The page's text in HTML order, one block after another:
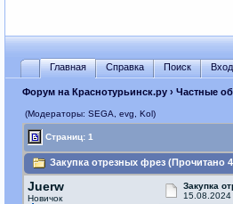
Главная Справка Поиск Вход
Форум на Краснотурьинск.ру› Частные
(Модераторы: SEGА, evg, Kol)
Страниц: 1
Закупка отрезных фрез (Прочитано 4
Juerw
Новичок
Закупка